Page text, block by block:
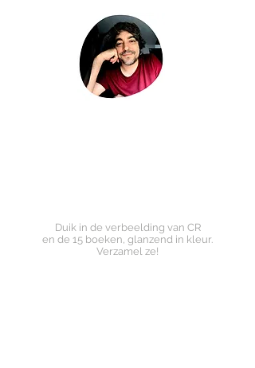
Duik in de verbeelding van CR
en de 15 boeken, glanzend in kleur.
Verzamel ze!